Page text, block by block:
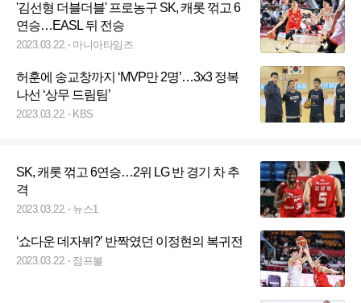
'김선형 더블더블' 프로농구 SK, 캐롯 꺾고 6
연승…EASL 뒤 전승
2023.03.22. 마니아타임즈
허훈에 송교창까지 ‘MVP만 2명’…3x3 정복
나선 ‘상무 드림팀’
2023.03.22. KBS
SK, 캐롯 꺾고 6연승…2위 LG 반 경기 차 추
격
2023.03.22. 뉴스1
‘쇼다운 데자뷔?’ 반짝였던 이정현의 복귀전
2023.03.22. 점프볼